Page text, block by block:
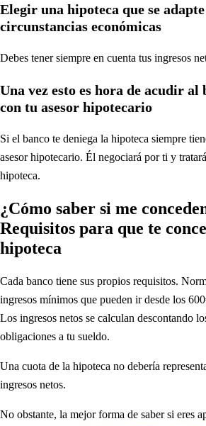
Elegir una hipoteca que se
circunstancias económicas
Debes tener siempre en cuenta tus ingresos
Una vez esto es hora de acudir al
con tu asesor hipotecario
Si el banco te deniega la hipoteca siempre
asesor hipotecario. Él negociará por ti y
hipoteca.
¿Cómo saber si me
Requisitos para que te
hipoteca
Cada banco tiene sus propios requisitos.
ingresos mínimos que pueden ir desde los
Los ingresos netos se calculan descontando
obligaciones a tu sueldo.
Una cuota de la hipoteca no debería
ingresos netos.
No obstante, la mejor forma de saber si eres